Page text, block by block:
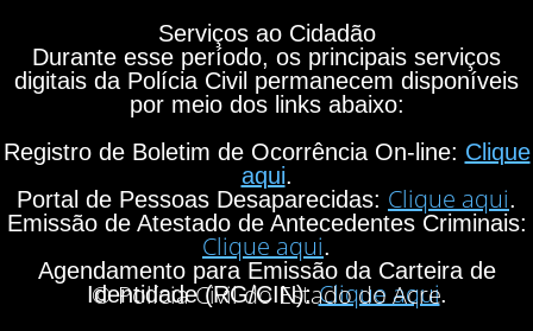
Serviços ao Cidadão
Durante esse período, os principais serviços
digitais da Polícia Civil permanecem disponíveis
por meio dos links abaixo:
Registro de Boletim de Ocorrência On-line: Clique
aqui.
Portal de Pessoas Desaparecidas: Clique aqui.
Emissão de Atestado de Antecedentes Criminais:
Clique aqui.
Agendamento para Emissão da Carteira de
Identidade (RG/CIN):Clique aqui.
© Polícia Civil do Estado do Acre